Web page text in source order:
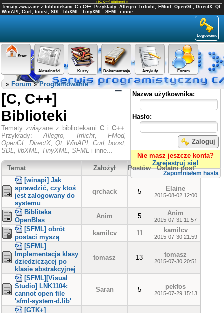
« [C, C++] Biblioteki »
Tematy związane z bibliotekami C i C++. Przykłady: Allegro, Irrlicht, FMod, OpenGL, DirectX, Qt,
WinAPI, Curl, boost, SDL, libXML, TinyXML, SFML i inne...
Logowanie
Start
Aktualności Kursy Dokumentacja Artykuły Forum
Panel użytkownika
Nazwa użytkownika:
Hasło:
Zaloguj
Nie masz jeszcze konta?
Zarejestruj się!
Zapomniałem hasła
» Forum»Programowanie
[C, C++]
Biblioteki
Tematy związane z bibliotekami C i C++.
Przykłady:Allegro, Irrlicht, FMod,
OpenGL, DirectX, Qt, WinAPI, Curl, boost,
SDL, libXML, TinyXML, SFML i inne...
Temat Założył Postów
Ostatni post
[winapi] Jak
sprawdzić, czy ktoś
jest zalogowany do
systemu
qrchack 5 Elaine
2015-08-02 12:00
Bibliteka
OpenBlas
Anim 5 Anim
2015-07-31 11:57
[SFML] obrót
postaci myszą
kamilcv 11 kamilcv
2015-07-30 21:59
[SFML]
Implementacja klasy
dziedziczącej po
klasie abstrakcyjnej
tomasz 13 tomasz
2015-07-30 20:51
[SFML][Visual
Studio] LNK1104:
cannot open file
'sfml-system-d.lib'
Saran 5 pekfos
2015-07-29 15:13
[GTK+]